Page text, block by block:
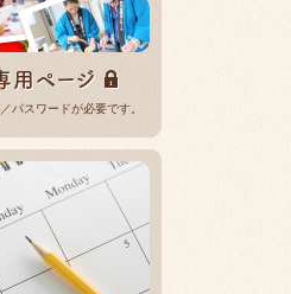
パスワードが必要です。